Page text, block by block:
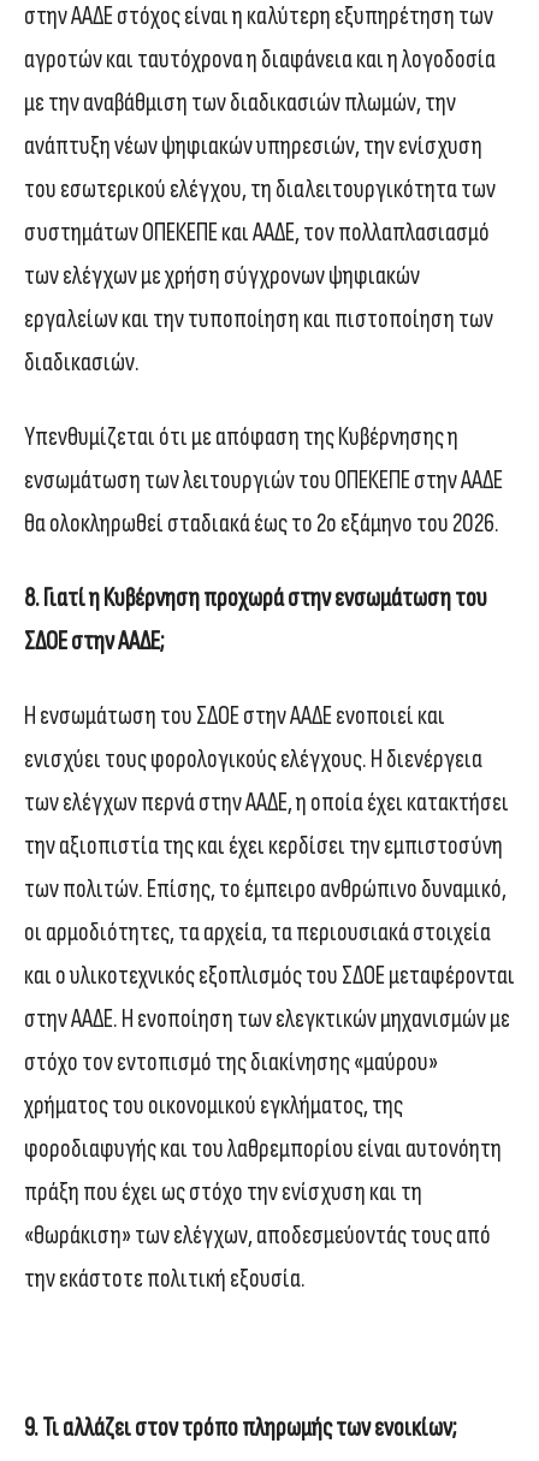
στην ΑΑΔΕ στόχος είναι η καλύτερη εξυπηρέτηση των
αγροτών και ταυτόχρονα η διαφάνεια και η λογοδοσία
με την αναβάθμιση των διαδικασιών πλωμών, την
ανάπτυξη νέων ψηφιακών υπηρεσιών, την ενίσχυση
του εσωτερικού ελέγχου, τη διαλειτουργικότητα των
συστημάτων ΟΠΕΚΕΠΕ και ΑΑΔΕ, τον πολλαπλασιασμό
των ελέγχων με χρήση σύγχρονων ψηφιακών
εργαλείων και την τυποποίηση και πιστοποίηση των
διαδικασιών.
Υπενθυμίζεται ότι με απόφαση της Κυβέρνησης η
ενσωμάτωση των λειτουργιών του ΟΠΕΚΕΠΕ στην ΑΑΔΕ
θα ολοκληρωθεί σταδιακά έως το 2ο εξάμηνο του 2026.
8. Γιατί η Κυβέρνηση προχωρά στην ενσωμάτωση του
ΣΔΟΕ στην ΑΑΔΕ;
Η ενσωμάτωση του ΣΔΟΕ στην ΑΑΔΕ ενοποιεί και
ενισχύει τους φορολογικούς ελέγχους. Η διενέργεια
των ελέγχων περνά στην ΑΑΔΕ, η οποία έχει κατακτήσει
την αξιοπιστία της και έχει κερδίσει την εμπιστοσύνη
των πολιτών. Επίσης, το έμπειρο ανθρώπινο δυναμικό,
οι αρμοδιότητες, τα αρχεία, τα περιουσιακά στοιχεία
και ο υλικοτεχνικός εξοπλισμός του ΣΔΟΕ μεταφέρονται
στην ΑΑΔΕ. Η ενοποίηση των ελεγκτικών μηχανισμών με
στόχο τον εντοπισμό της διακίνησης «μαύρου»
χρήματος του οικονομικού εγκλήματος, της
φοροδιαφυγής και του λαθρεμπορίου είναι αυτονόητη
πράξη που έχει ως στόχο την ενίσχυση και τη
«θωράκιση» των ελέγχων, αποδεσμεύοντάς τους από
την εκάστοτε πολιτική εξουσία.
9. Τι αλλάζει στον τρόπο πληρωμής των ενοικίων;